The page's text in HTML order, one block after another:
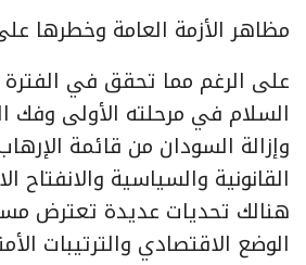
مظاهر الأزمة العامة وخطرها
على الرغم مما تحقق في الفترة
السلام في مرحلته الأولى وفك
وإزالة السودان من قائمة
القانونية والسياسية والانفتاح
هنالك تحديات عديدة تعترض
الوضع الاقتصادي والترتيبات